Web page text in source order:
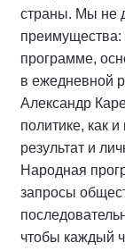
страны. Мы не
программе,
в ежедневной
Александр
политике, как
результат и
Народная
запросы
чтобы каждый